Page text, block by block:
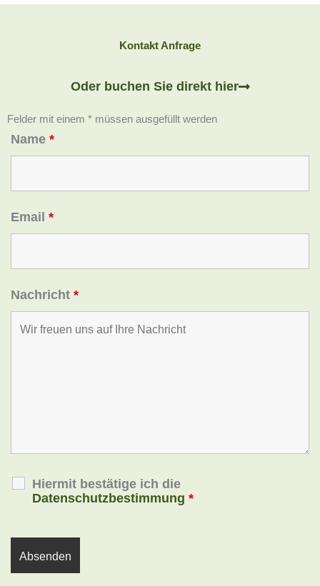
Kontakt Anfrage
Oder buchen Sie direkt hier
Felder mit einem * müssen ausgefüllt werden
Name *
Email *
Nachricht *
Hiermit bestätige ich die
Datenschutzbestimmung *